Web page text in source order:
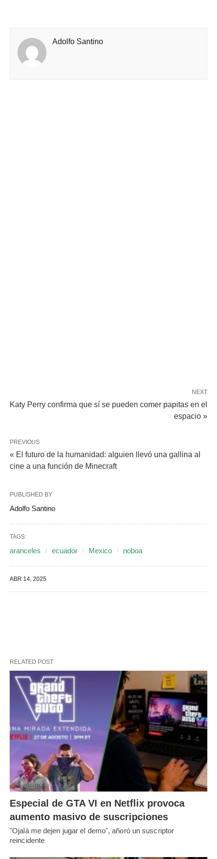
Adolfo Santino
NEXT
Katy Perry confirma que sí se pueden comer papitas en el
espacio »
PREVIOUS
« El futuro de la humanidad: alguien llevó una gallina al
cine a una función de Minecraft
PUBLISHED BY
Adolfo Santino
TAGS:
aranceles ecuador Mexico noboa
ABR 14, 2025
RELATED POST
Especial de GTA VI en Netflix provoca
aumento masivo de suscripciones
"Ojalá me dejen jugar el demo", añoró un suscriptor
reincidente